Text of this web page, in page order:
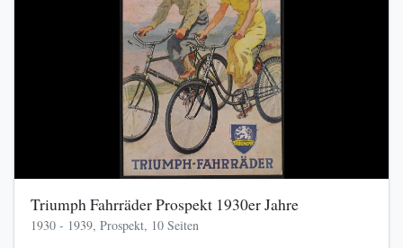
Triumph Fahrräder Prospekt 1930er Jahre
1930 - 1939, Prospekt, 10 Seiten